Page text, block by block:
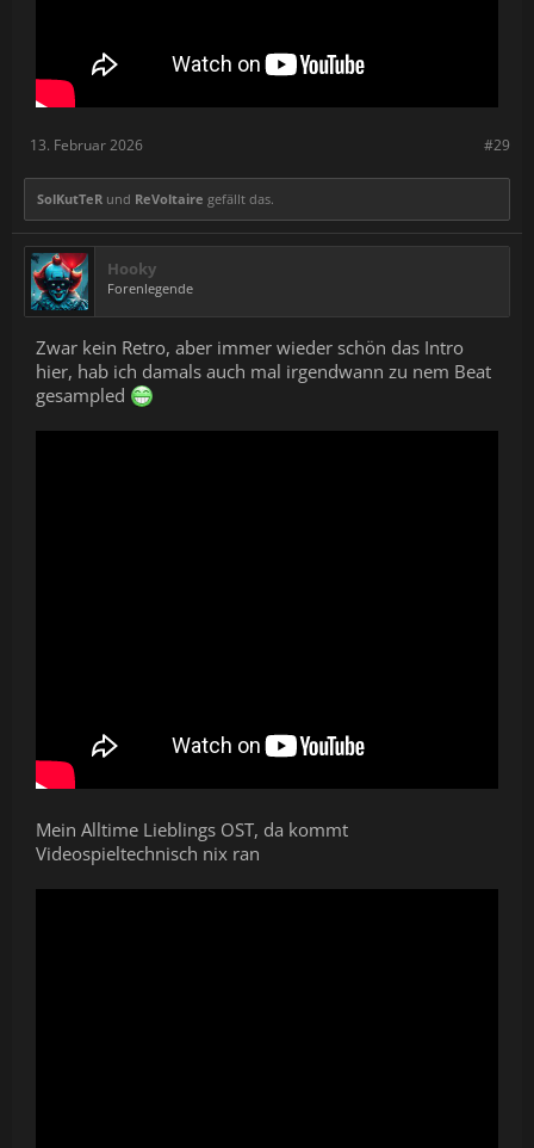
#29
13. Februar 2026
SolKutTeR und ReVoltaire gefällt das.
Hooky
Forenlegende
Zwar kein Retro, aber immer wieder schön das Intro
hier, hab ich damals auch mal irgendwann zu nem Beat
gesampled
Mein Alltime Lieblings OST, da kommt
Videospieltechnisch nix ran